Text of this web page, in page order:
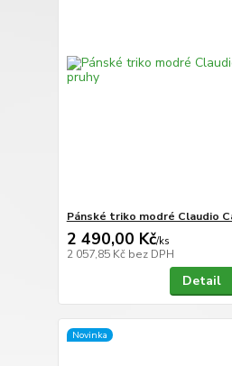
Pánské triko modré Claudio
2 490,00 Kč/ks
2 057,85 Kč bez DPH
Detail
Novinka